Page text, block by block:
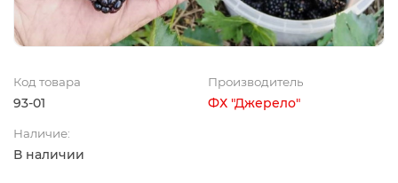
Код товара
93-01
Производитель
ФХ "Джерело"
Наличие:
В наличии